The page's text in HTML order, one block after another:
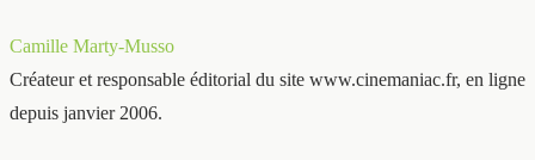
Camille Marty-Musso
Créateur et responsable éditorial du site www.cinemaniac.fr, en ligne
depuis janvier 2006.